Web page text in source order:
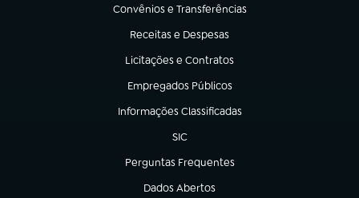
Convênios e Transferências
(abre em nova aba)
Receitas e Despesas
(abre em nova aba)
Licitações e Contratos
(abre em nova aba)
Empregados Públicos
(abre em nova aba)
Informações Classificadas
(abre em nova aba)
SIC
(abre em nova aba)
Perguntas Frequentes
(abre em nova aba)
Dados Abertos
(abre em nova aba)